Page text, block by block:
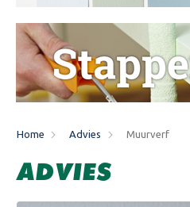
Home Advies Muurverf
ADVIES